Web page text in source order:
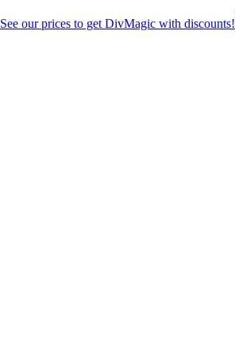
See our prices to get DivMagic with discounts!